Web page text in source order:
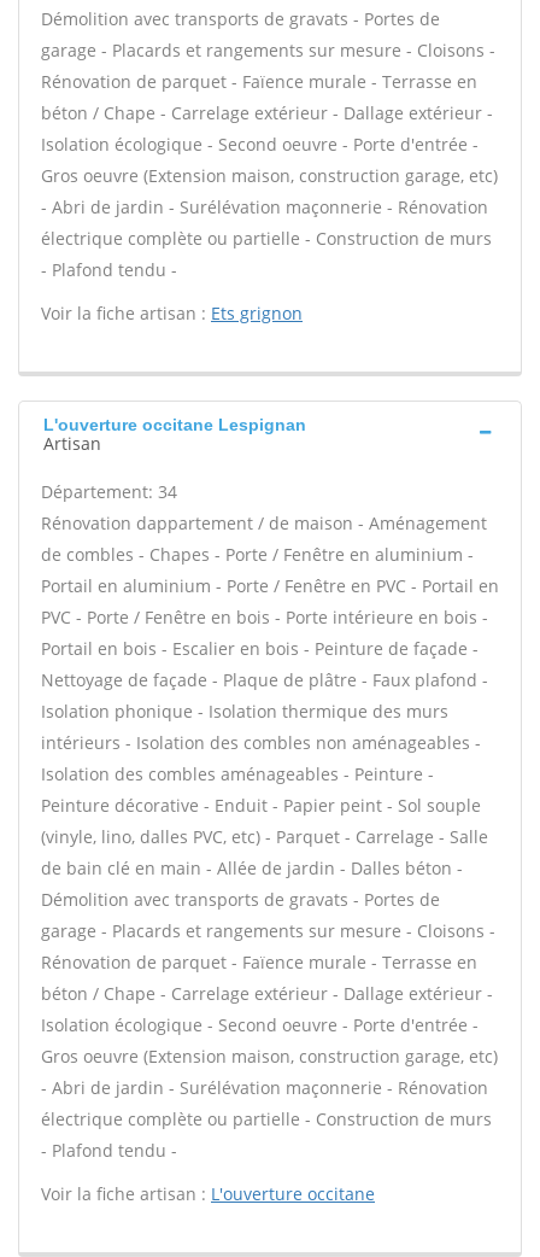
Démolition avec transports de gravats - Portes de
garage - Placards et rangements sur mesure - Cloisons -
Rénovation de parquet - Faïence murale - Terrasse en
béton / Chape - Carrelage extérieur - Dallage extérieur -
Isolation écologique - Second oeuvre - Porte d'entrée -
Gros oeuvre (Extension maison, construction garage, etc)
- Abri de jardin - Surélévation maçonnerie - Rénovation
électrique complète ou partielle - Construction de murs
- Plafond tendu -
Voir la fiche artisan : Ets grignon
L'ouverture occitane Lespignan
Artisan
Département: 34
Rénovation dappartement / de maison - Aménagement
de combles - Chapes - Porte / Fenêtre en aluminium -
Portail en aluminium - Porte / Fenêtre en PVC - Portail en
PVC - Porte / Fenêtre en bois - Porte intérieure en bois -
Portail en bois - Escalier en bois - Peinture de façade -
Nettoyage de façade - Plaque de plâtre - Faux plafond -
Isolation phonique - Isolation thermique des murs
intérieurs - Isolation des combles non aménageables -
Isolation des combles aménageables - Peinture -
Peinture décorative - Enduit - Papier peint - Sol souple
(vinyle, lino, dalles PVC, etc) - Parquet - Carrelage - Salle
de bain clé en main - Allée de jardin - Dalles béton -
Démolition avec transports de gravats - Portes de
garage - Placards et rangements sur mesure - Cloisons -
Rénovation de parquet - Faïence murale - Terrasse en
béton / Chape - Carrelage extérieur - Dallage extérieur -
Isolation écologique - Second oeuvre - Porte d'entrée -
Gros oeuvre (Extension maison, construction garage, etc)
- Abri de jardin - Surélévation maçonnerie - Rénovation
électrique complète ou partielle - Construction de murs
- Plafond tendu -
Voir la fiche artisan : L'ouverture occitane